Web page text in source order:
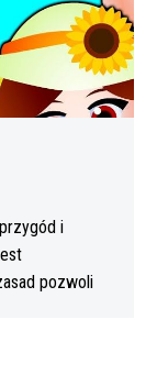
i
pozwoli